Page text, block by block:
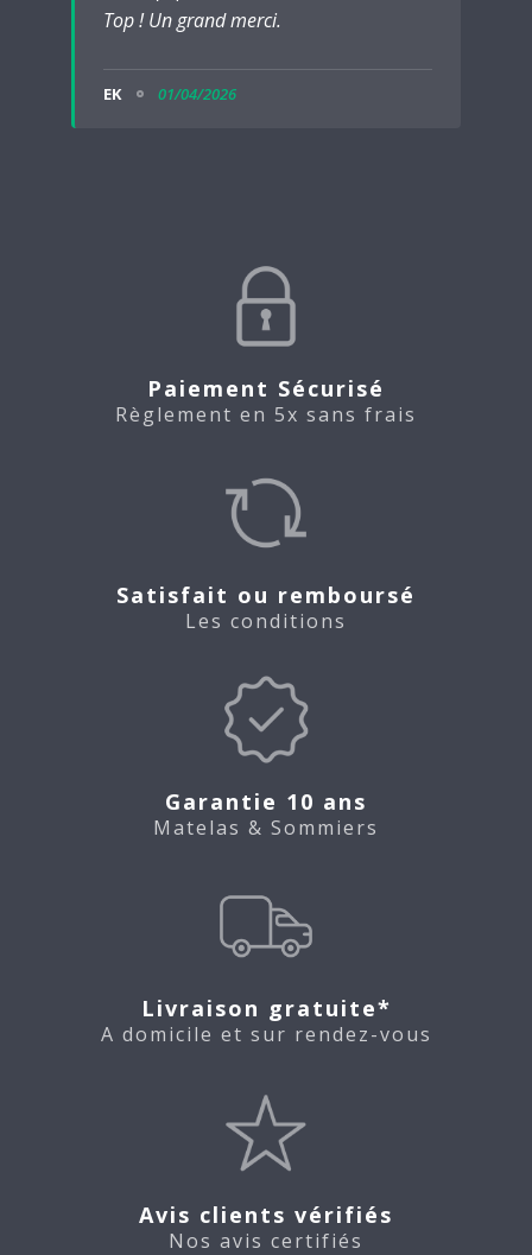
Top ! Un grand merci.
EK 01/04/2026
Paiement Sécurisé
Règlement en 5x sans frais
Satisfait ou remboursé
Les conditions
Garantie 10 ans
Matelas & Sommiers
Livraison gratuite*
A domicile et sur rendez-vous
Avis clients vérifiés
Nos avis certifiés